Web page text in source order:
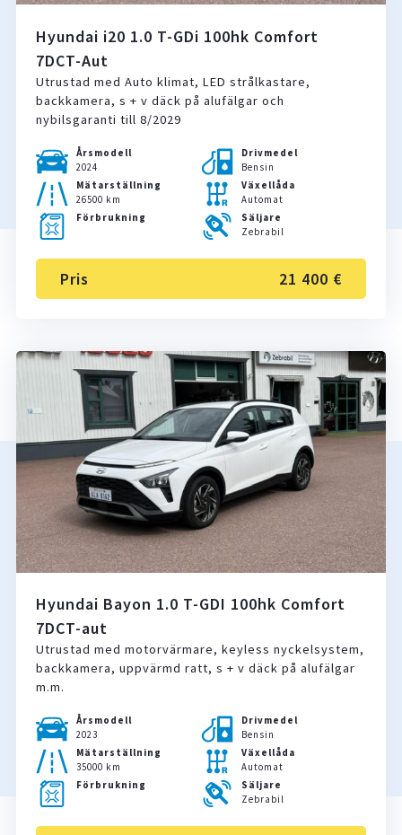
Hyundai i20 1.0 T-GDi 100hk Comfort
7DCT-Aut
Utrustad med Auto klimat, LED strålkastare,
backkamera, s + v däck på alufälgar och
nybilsgaranti till 8/2029
Årsmodell
2024
Drivmedel
Bensin
Mätarställning
26500 km
Växellåda
Automat
Förbrukning
Säljare
Zebrabil
Pris 21 400 €
Hyundai Bayon 1.0 T-GDI 100hk Comfort
7DCT-aut
Utrustad med motorvärmare, keyless nyckelsystem,
backkamera, uppvärmd ratt, s + v däck på alufälgar
m.m.
Årsmodell
2023
Drivmedel
Bensin
Mätarställning
35000 km
Växellåda
Automat
Förbrukning
Säljare
Zebrabil